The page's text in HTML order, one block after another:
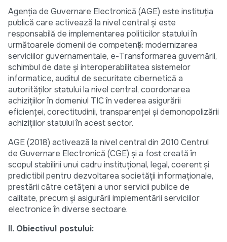
Agenția de Guvernare Electronică (AGE) este instituția
publică care activează la nivel central și este
responsabilă de implementarea politicilor statului în
următoarele domenii de competență: modernizarea
serviciilor guvernamentale, e-Transformarea guvernării,
schimbul de date și interoperabilitatea sistemelor
informatice, auditul de securitate cibernetică a
autorităților statului la nivel central, coordonarea
achizițiilor în domeniul TIC în vederea asigurării
eficienței, corectitudinii, transparenței și demonopolizării
achizițiilor statului în acest sector.
AGE (2018) activează la nivel central din 2010 Centrul
de Guvernare Electronică (CGE) și a fost creată în
scopul stabilirii unui cadru instituțional, legal, coerent și
predictibil pentru dezvoltarea societății informaționale,
prestării către cetățeni a unor servicii publice de
calitate, precum şi asigurării implementării serviciilor
electronice în diverse sectoare.
II. Obiectivul postului: